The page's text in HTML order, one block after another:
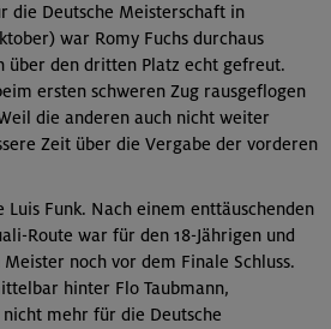
Deutsche Meisterschaft in
war Romy Fuchs durchaus
über den dritten Platz echt gefreut.
ersten schweren Zug rausgeflogen
die anderen auch nicht weiter
Zeit über die Vergabe der vorderen
Funk. Nach einem enttäuschenden
Route war für den 18-Jährigen und
noch vor dem Finale Schluss.
hinter Flo Taubmann,
mehr für die Deutsche